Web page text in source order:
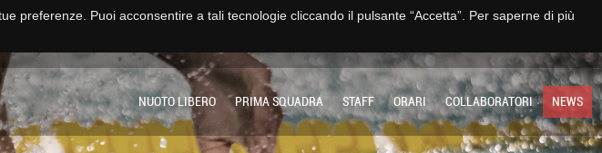
NUOTO LIBERO PRIMA SQUADRA STAFF ORARI COLLABORATORI NEWS
preferenze. Puoi acconsentire a tali tecnologie cliccando il pulsante “Accetta”. Per saperne di più